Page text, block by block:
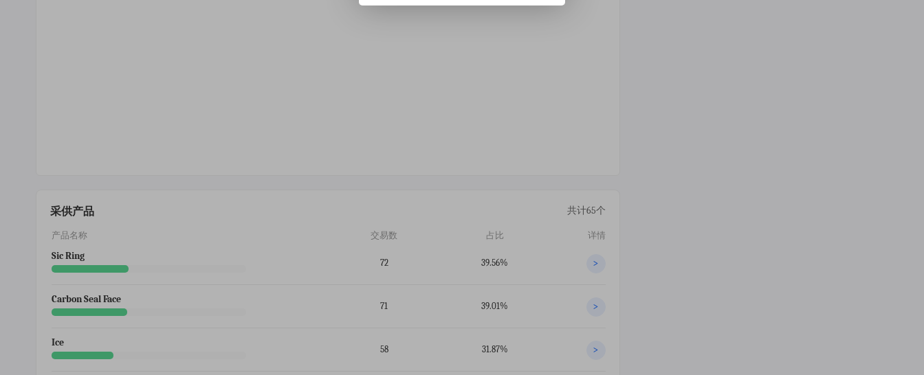
采供产品 共计65个
产品名称 交易数 占比 详情
Sic Ring
72 39.56% >
Carbon Seal Face
71 39.01% >
Ice
58 31.87% >